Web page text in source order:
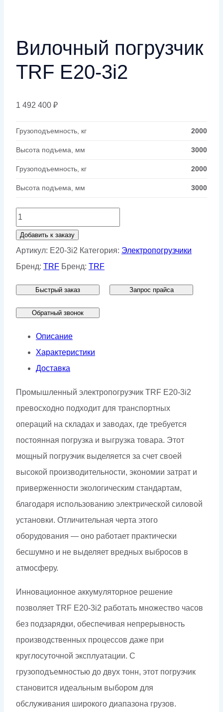
Вилочный погрузчик
TRF E20-3i2
1 492 400 ₽
Грузоподъемность, кг 2000
Высота подъема, мм 3000
Грузоподъемность, кг 2000
Высота подъема, мм 3000
Количество
товара
Вилочный
погрузчик
E20-
3i2
Добавить к заказу
Артикул: E20-3i2 Категория: Электропогрузчики
Бренд: TRF Бренд: TRF
Быстрый заказ Запрос прайса
Обратный звонок
Описание
Характеристики
Доставка
Промышленный электропогрузчик TRF E20-3i2
превосходно подходит для транспортных
операций на складах и заводах, где требуется
постоянная погрузка и выгрузка товара. Этот
мощный погрузчик выделяется за счет своей
высокой производительности, экономии затрат и
приверженности экологическим стандартам,
благодаря использованию электрической силовой
установки. Отличительная черта этого
оборудования — оно работает практически
бесшумно и не выделяет вредных выбросов в
атмосферу.
Инновационное аккумуляторное решение
позволяет TRF E20-3i2 работать множество часов
без подзарядки, обеспечивая непрерывность
производственных процессов даже при
круглосуточной эксплуатации. С
грузоподъемностью до двух тонн, этот погрузчик
становится идеальным выбором для
обслуживания широкого диапазона грузов.